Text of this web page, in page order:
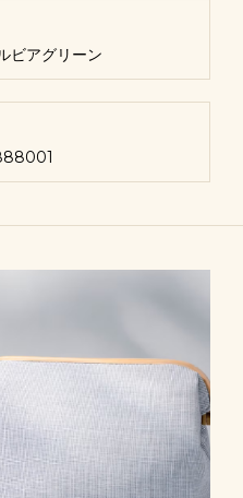
ビアグリーン